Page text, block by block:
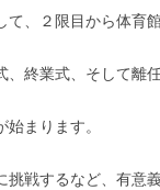
て、２限目から体育館
終業式、そして離
まります。
戦するなど、有意